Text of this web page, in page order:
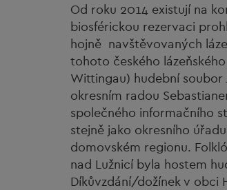
Od roku 2014 existují na
biosférickou rezervaci
hojně navštěvovaných
tohoto českého
Wittingau) hudební soubor
okresním radou
společného informačního
stejně jako okresního
domovském regionu.
nad Lužnicí byla hostem
Díkůvzdání/dožínek v obci